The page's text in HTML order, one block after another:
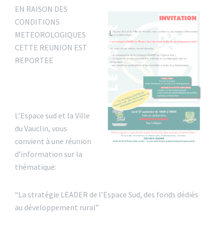
EN RAISON DES
CONDITIONS
METEOROLOGIQUES
CETTE REUNION EST
REPORTEE
L’Espace sud et la Ville
du Vauclin, vous
convient à une réunion
d’information sur la
thématique:
“La stratégie LEADER de l’Espace Sud, des fonds dédiés
au développement rural”